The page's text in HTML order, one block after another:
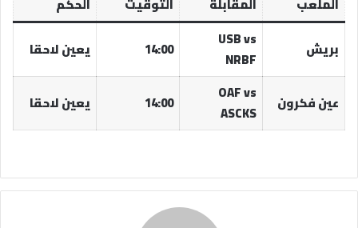
بريش
USB vs
NRBF
14:00 يعين لاحقا
عين فكرون
OAF vs
ASCKS
14:00 يعين لاحقا